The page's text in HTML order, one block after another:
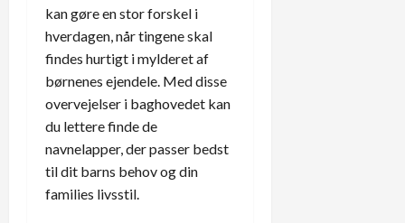
kan gøre en stor forskel i
hverdagen, når tingene skal
findes hurtigt i mylderet af
børnenes ejendele. Med disse
overvejelser i baghovedet kan
du lettere finde de
navnelapper, der passer bedst
til dit barns behov og din
families livsstil.